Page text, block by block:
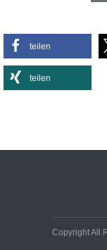
teilen
teilen
Copyright All